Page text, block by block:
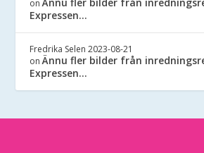
on
Expressen…
Fredrika Selen 2023-08-21
onÄnnu fler bilder från
Expressen…